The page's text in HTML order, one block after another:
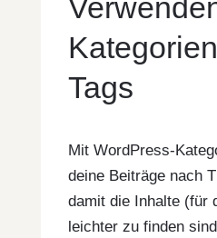
Tags
Mit WordPress-
deine Beiträge nach
damit die Inhalte (für
leichter zu finden